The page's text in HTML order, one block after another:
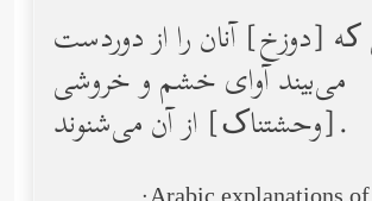
[دوزخ] آنان را از دوردست
می‌بیند آوای خشم و خروشی
[وحشتناک] از آن می‌شنوند.